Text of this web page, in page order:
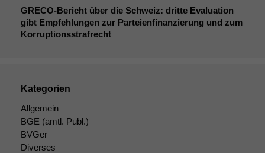
GRECO-Bericht über die Schweiz: dritte Evaluation
gibt Empfehlungen zur Parteienfinanzierung und zum
Korruptionsstrafrecht
Kategorien
Allgemein
BGE (amtl. Publ.)
BVGer
Diverses